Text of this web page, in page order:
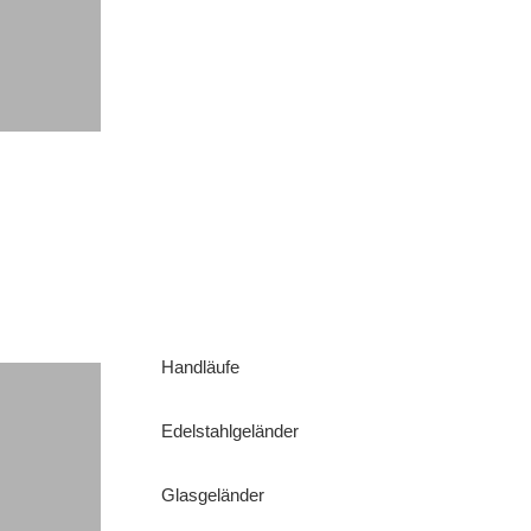
Handläufe
Edelstahlgeländer
Glasgeländer